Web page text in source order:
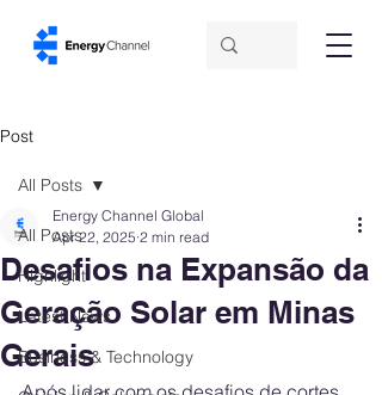
Post
All Posts
Highlight
Latest News
Business & Technology
All Posts
Desafios na Expansão da
Geração Solar em Minas
Gerais
Energy Channel Global
Apr 22, 2025 2 min read